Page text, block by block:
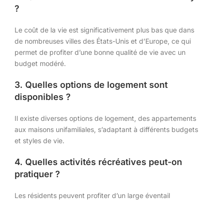
?
Le coût de la vie est significativement plus bas que dans
de nombreuses villes des États-Unis et d’Europe, ce qui
permet de profiter d’une bonne qualité de vie avec un
budget modéré.
3. Quelles options de logement sont
disponibles ?
Il existe diverses options de logement, des appartements
aux maisons unifamiliales, s’adaptant à différents budgets
et styles de vie.
4. Quelles activités récréatives peut-on
pratiquer ?
Les résidents peuvent profiter d’un large éventail